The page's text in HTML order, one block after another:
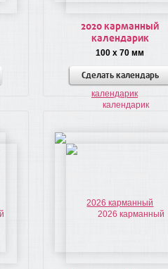
2020 карманный
календарик
100 x 70 мм
Сделать календарь